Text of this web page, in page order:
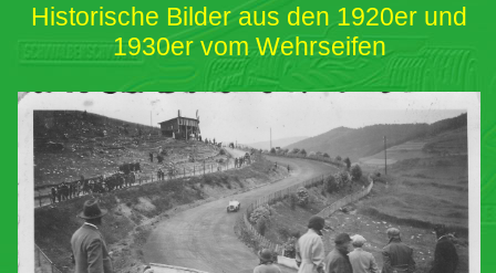
Historische Bilder aus den 1920er und
1930er vom Wehrseifen